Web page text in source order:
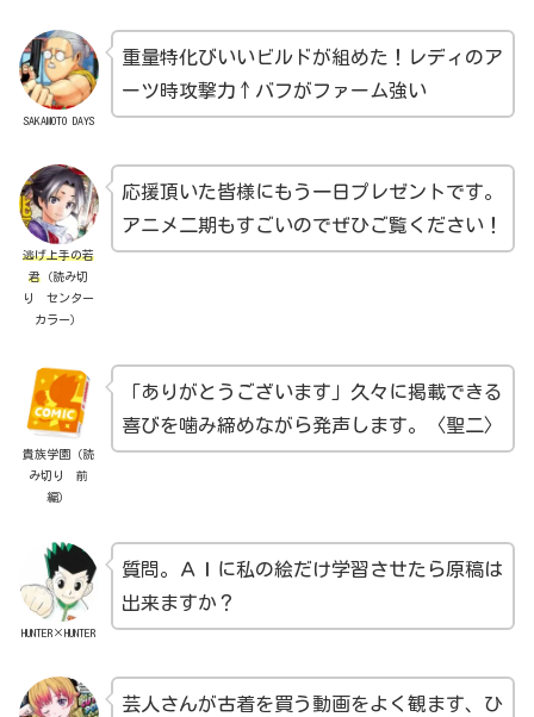
SAKAMOTO DAYS
重量特化びいいビルドが組めた！レディのア
ーツ時攻撃力↑バフがファーム強い
逃げ上手の若
君 （読み切
り センター
カラー）
応援頂いた皆様にもう一日プレゼントです。
アニメ二期もすごいのでぜひご覧ください！
貴族学園（読
み切り 前
編）
「ありがとうございます」久々に掲載できる
喜びを噛み締めながら発声します。〈聖二〉
HUNTER×HUNTER
質問。ＡＩに私の絵だけ学習させたら原稿は
出来ますか？
芸人さんが古着を買う動画をよく観ます、ひ